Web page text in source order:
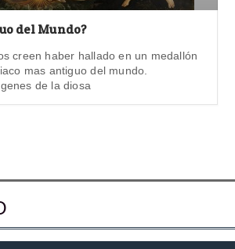
del Mundo?
creen haber hallado en un medallón
mas antiguo del mundo.
de la diosa